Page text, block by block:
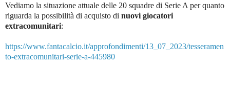
Vediamo la situazione attuale delle 20 squadre di Serie A per quanto
riguarda la possibilità di acquisto di nuovi giocatori
extracomunitari:
https://www.fantacalcio.it/approfondimenti/13_07_2023/tesseramen
to-extracomunitari-serie-a-445980